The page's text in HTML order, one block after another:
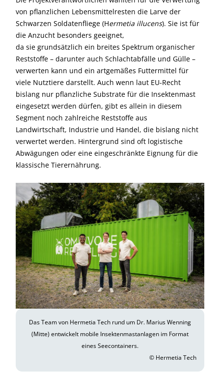
von pflanzlichen Lebensmittelresten die Larve der
Schwarzen Soldatenfliege (Hermetia illucens). Sie ist für
die Anzucht besonders geeignet,
da sie grundsätzlich ein breites Spektrum organischer
Reststoffe – darunter auch Schlachtabfälle und Gülle –
verwerten kann und ein artgemäßes Futtermittel für
viele Nutztiere darstellt. Auch wenn laut EU-Recht
bislang nur pflanzliche Substrate für die Insektenmast
eingesetzt werden dürfen, gibt es allein in diesem
Segment noch zahlreiche Reststoffe aus
Landwirtschaft, Industrie und Handel, die bislang nicht
verwertet werden. Hintergrund sind oft logistische
Abwägungen oder eine eingeschränkte Eignung für die
klassische Tierernährung.
Das Team von Hermetia Tech rund um Dr. Marius Wenning
(Mitte) entwickelt mobile Insektenmastanlagen im Format
eines Seecontainers.
© Hermetia Tech